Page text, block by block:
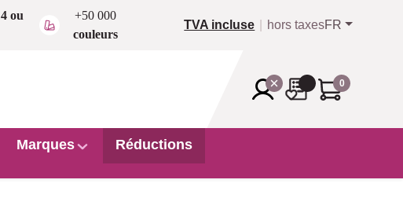
4 ou
+50 000
couleurs
TVA incluse hors taxesFR
0
Marques Réductions